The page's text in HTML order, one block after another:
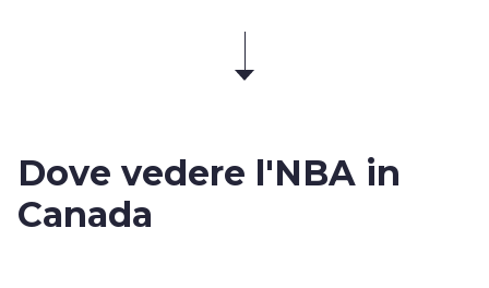
Dove vedere l'NBA in
Canada